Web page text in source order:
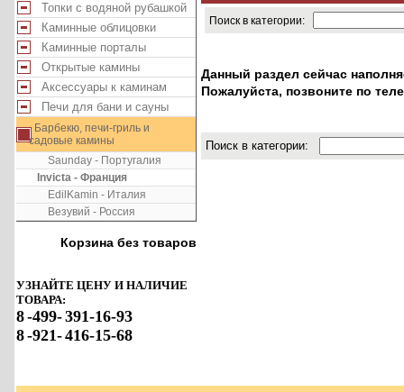
Топки с водяной рубашкой
Каминные облицовки
Каминные порталы
Открытые камины
Аксессуары к каминам
Печи для бани и сауны
Барбекю, печи-гриль и
садовые камины
Saunday - Португалия
Invicta - Франция
EdilKamin - Италия
Везувий - Россия
Корзина без товаров
УЗНАЙТЕ ЦЕНУ И НАЛИЧИЕ
ТОВАРА:
8-499-391-16-93
8-921-416-15-68
Поиск в категории:
Данный раздел сейчас
Пожалуйста, позвоните по
Поиск в категории: